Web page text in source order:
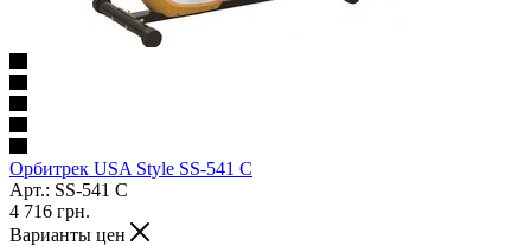
Орбитрек USA Style SS-541 С
Арт.: SS-541 С
4 716 грн.
Варианты цен